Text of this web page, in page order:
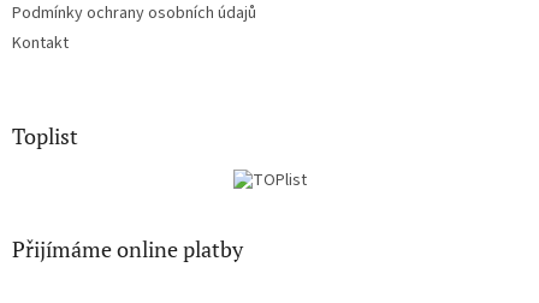
Podmínky ochrany osobních údajů
Kontakt
Toplist
Přijímáme online platby